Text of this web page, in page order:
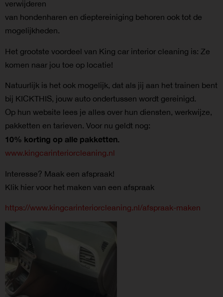
verwijderen
van hondenharen en dieptereiniging behoren ook tot de
mogelijkheden.
Het grootste voordeel van King car interior cleaning is: Ze
komen naar jou toe op locatie!
Natuurlijk is het ook mogelijk, dat als jij aan het trainen bent
bij KICKTHIS, jouw auto ondertussen wordt gereinigd.
Op hun website lees je alles over hun diensten, werkwijze,
pakketten en tarieven. Voor nu geldt nog:
10% korting op alle pakketten.
www.kingcarinteriorcleaning.nl
Interesse? Maak een afspraak!
Klik hier voor het maken van een afspraak
https://www.kingcarinteriorcleaning.nl/afspraak-maken